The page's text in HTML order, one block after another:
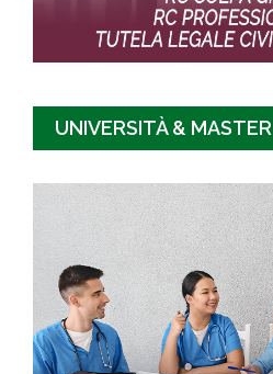
UNIVERSITÀ & MASTER